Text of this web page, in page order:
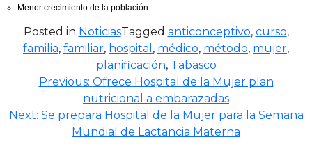
Menor crecimiento de la población
Posted in NoticiasTagged anticonceptivo, curso,
familia, familiar, hospital , médico, método, mujer,
planificación, Tabasco
Navegación
entradas
Previous: Ofrece Hospital de la Mujer plan
nutricional a embarazadas
Next: Se prepara Hospital de la Mujer para la Semana
Mundial de Lactancia Materna